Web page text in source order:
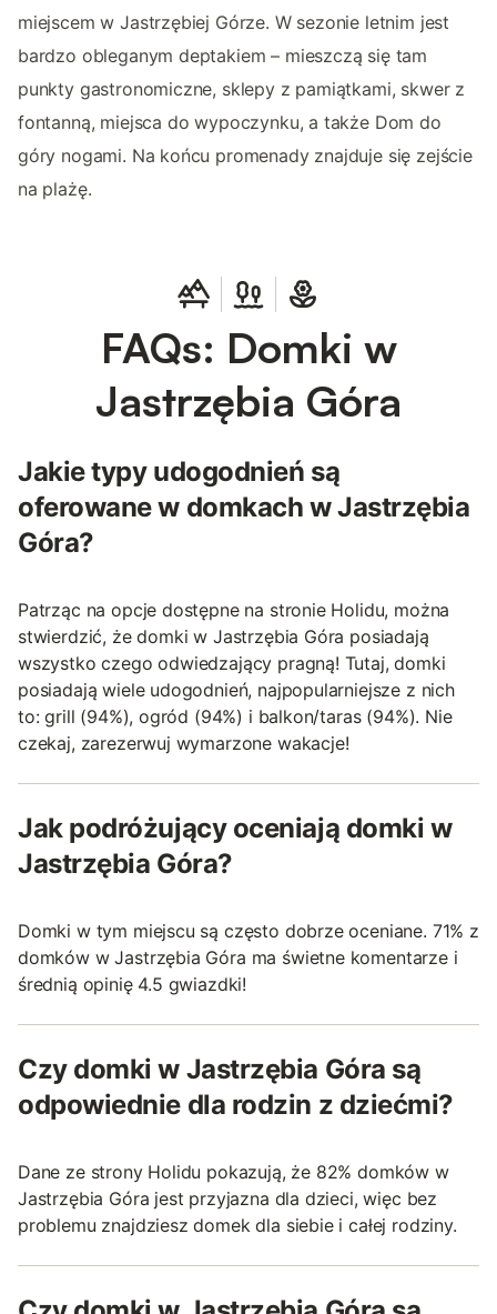
miejscem w Jastrzębiej Górze. W sezonie letnim jest
bardzo obleganym deptakiem – mieszczą się tam
punkty gastronomiczne, sklepy z pamiątkami, skwer z
fontanną, miejsca do wypoczynku, a także Dom do
góry nogami. Na końcu promenady znajduje się zejście
na plażę.
FAQs: Domki w
Jastrzębia Góra
Jakie typy udogodnień są
oferowane w domkach w Jastrzębia
Góra?
Patrząc na opcje dostępne na stronie Holidu, można
stwierdzić, że domki w Jastrzębia Góra posiadają
wszystko czego odwiedzający pragną! Tutaj, domki
posiadają wiele udogodnień, najpopularniejsze z nich
to: grill (94%), ogród (94%) i balkon/taras (94%). Nie
czekaj, zarezerwuj wymarzone wakacje!
Jak podróżujący oceniają domki w
Jastrzębia Góra?
Domki w tym miejscu są często dobrze oceniane. 71% z
domków w Jastrzębia Góra ma świetne komentarze i
średnią opinię 4.5 gwiazdki!
Czy domki w Jastrzębia Góra są
odpowiednie dla rodzin z dziećmi?
Dane ze strony Holidu pokazują, że 82% domków w
Jastrzębia Góra jest przyjazna dla dzieci, więc bez
problemu znajdziesz domek dla siebie i całej rodziny.